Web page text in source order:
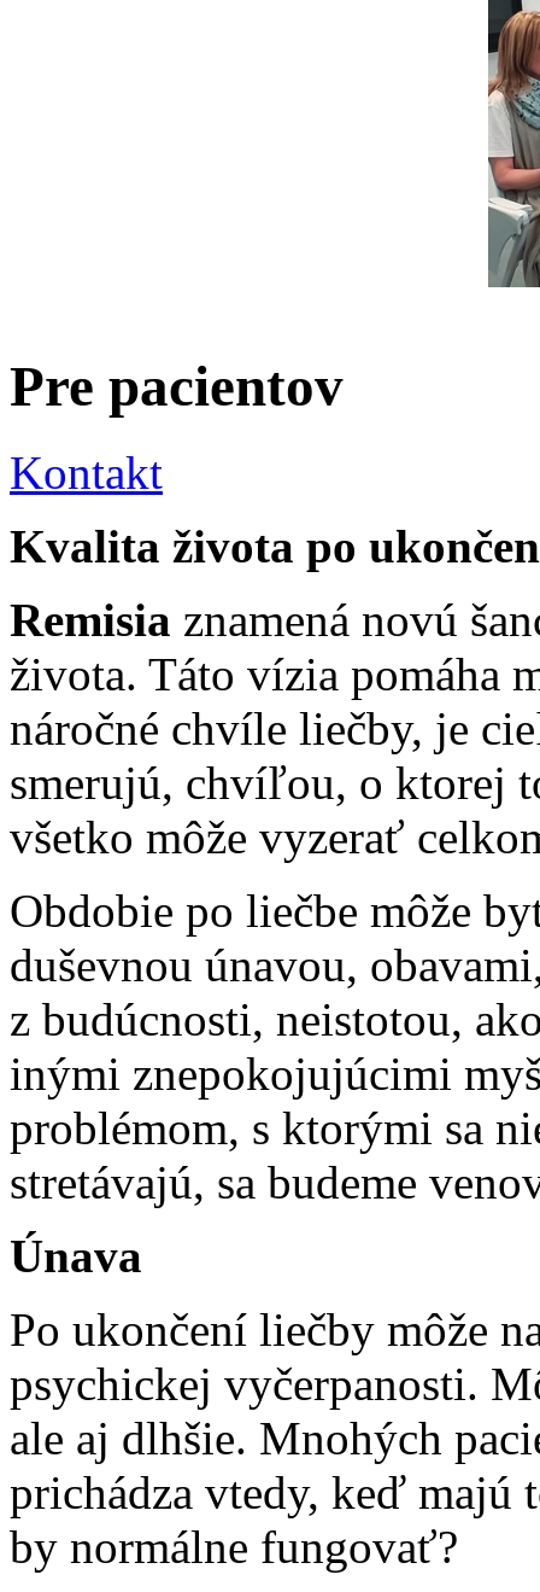
Pre pacientov
Kontakt
Kvalita života po
Remisia znamená novú
života. Táto vízia pomáha
náročné chvíle liečby, je
smerujú, chvíľou, o ktorej
všetko môže vyzerať
Obdobie po liečbe môže
duševnou únavou,
z budúcnosti, neistotou,
inými znepokojujúcimi
problémom, s ktorými sa
stretávajú, sa budeme
Únava
Po ukončení liečby môže
psychickej vyčerpanosti.
ale aj dlhšie. Mnohých
prichádza vtedy, keď majú
by normálne fungovať?